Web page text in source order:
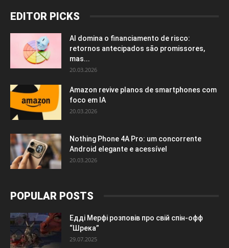
EDITOR PICKS
AI domina o financiamento de risco:
retornos antecipados são promissores,
mas...
20.03.2026
Amazon revive planos de smartphones com
foco em IA
20.03.2026
Nothing Phone 4A Pro: um concorrente
Android elegante e acessível
20.03.2026
POPULAR POSTS
Едді Мерфі розповів про свій спін-офф
“Шрека”
29.07.2025